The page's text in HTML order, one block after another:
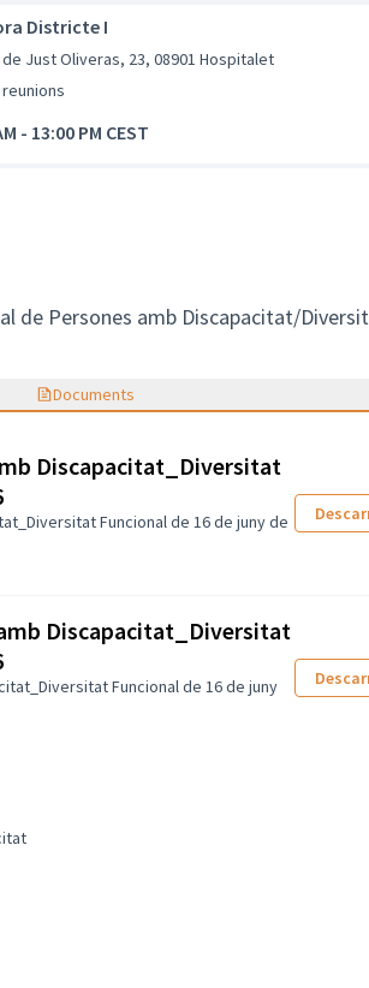
Districte I
de Just Oliveras, 23, 08901 Hospitalet
- 13:00 PM CEST
de Persones amb Discapacitat/
Documents
Discapacitat_Diversitat
Funcional de 16 de juny de
Discapacitat_Diversitat
Funcional de 16 de juny
amb Discapacitat